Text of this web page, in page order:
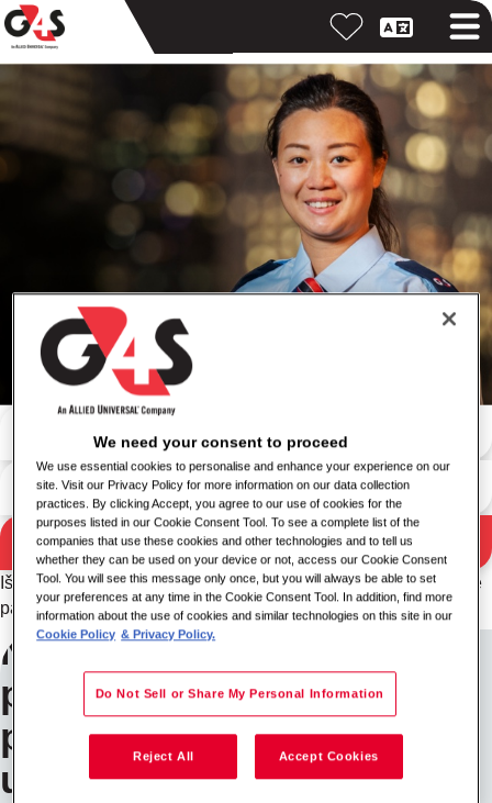
Paieškos rezultatai
Ieškoti pagal raktinį žodį
Ieškoti pagal vietovę
Ieškoti
Išbandykite kitą raktinio žodžio / vietovės derinį arba išplėskite
paieškos kriterijus.
Norėdami gauti
pranešimus apie darbo
pasiūlymus,
užsiregistruokite
We need your consent to proceed
We use essential cookies to personalise and enhance your experience on our
site. Visit our Privacy Policy for more information on our data collection
practices. By clicking Accept, you agree to our use of cookies for the
purposes listed in our Cookie Consent Tool. To see a complete list of the
companies that use these cookies and other technologies and to tell us
whether they can be used on your device or not, access our Cookie Consent
Tool. You will see this message only once, but you will always be able to set
your preferences at any time in the Cookie Consent Tool. In addition, find more
information about the use of cookies and similar technologies on this site in our
Cookie Policy & Privacy Policy.
Do Not Sell or Share My Personal Information
Reject All Accept Cookies